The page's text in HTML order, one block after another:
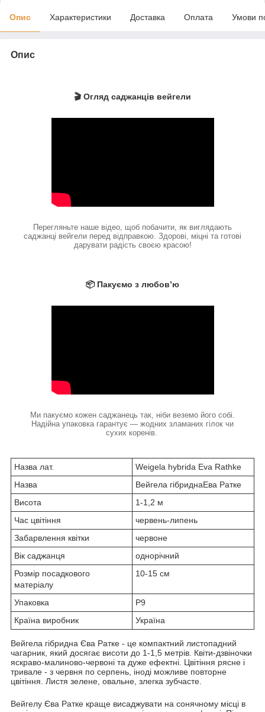
Опис Характеристики Доставка Оплата Умови
Опис
🎬 Огляд саджанців вейгели
Перегляньте наше відео, щоб побачити, як виглядають
саджанці вейгели перед відправкою. Здорові, міцні та готові
дарувати радість своєю красою!
📦 Пакуємо з любов’ю
Ми пакуємо кожен саджанець так, ніби веземо його собі.
Надійна упаковка гарантує — жодних зламаних гілок чи
сухих коренів.
Назва лат.
Weigela hybrida Eva Rathke
Назва
Вейгела гібриднаЕва Ратке
Висота
1-1,2 м
Час цвітіння
червень-липень
Забарвлення квітки
червоне
Вік саджанця
однорічний
Розмір посадкового
матеріалу
10-15 см
Упаковка
Р9
Країна виробник
Україна
Вейгела гібридна Єва Ратке - це компактний листопадний
чагарник, який досягає висоти до 1-1,5 метрів. Квіти-дзвіночки
яскраво-малиново-червоні та дуже ефектні. Цвітіння рясне і
тривале - з червня по серпень, іноді можливе повторне
цвітіння. Листя зелене, овальне, злегка зубчасте.
Вейгелу Єва Ратке краще висаджувати на сонячному місці в